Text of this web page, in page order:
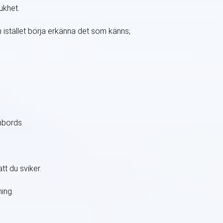
börja erkänna det som känns;
du sviker.